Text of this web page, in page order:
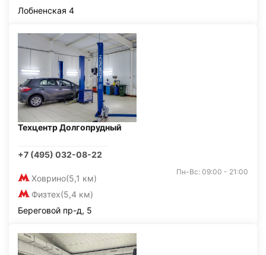
Лобненская 4
Техцентр Долгопрудный
+7 (495) 032-08-22
Ховрино(5,1 км)
Физтех(5,4 км)
Пн-Вс: 09:00 - 21:00
Береговой пр-д, 5